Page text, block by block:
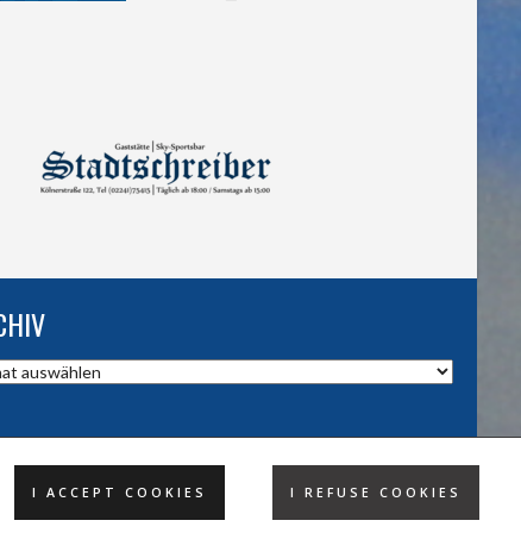
I ACCEPT COOKIES I REFUSE COOKIES
DESIGND BY HSV TROISDORF E.V.